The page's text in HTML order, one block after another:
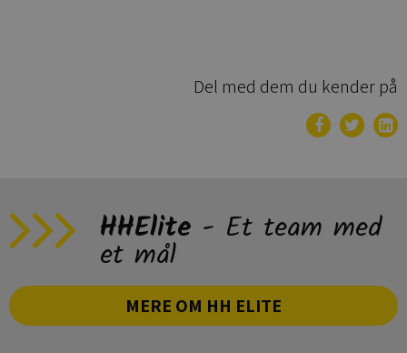
Del med dem du kender på
HHElite - Et team med
et mål
MERE OM HH ELITE